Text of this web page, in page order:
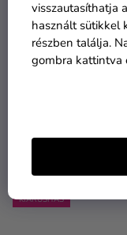
visszautasíthatja
használt sütikkel
részben találja.
gombra kattintva
Asztalszám tartó -
13,5 cm 10 db
KIÁRUSÍTÁS